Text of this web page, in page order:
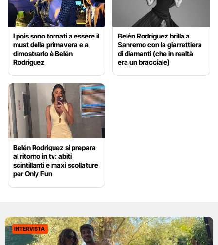
I pois sono tornati a essere il
must della primavera e a
dimostrarlo è Belén
Rodriguez
Belén Rodriguez brilla a
Sanremo con la giarrettiera
di diamanti (che in realtà
era un bracciale)
Belén Rodriguez si prepara
al ritorno in tv: abiti
scintillanti e maxi scollature
per Only Fun
INTERVISTA